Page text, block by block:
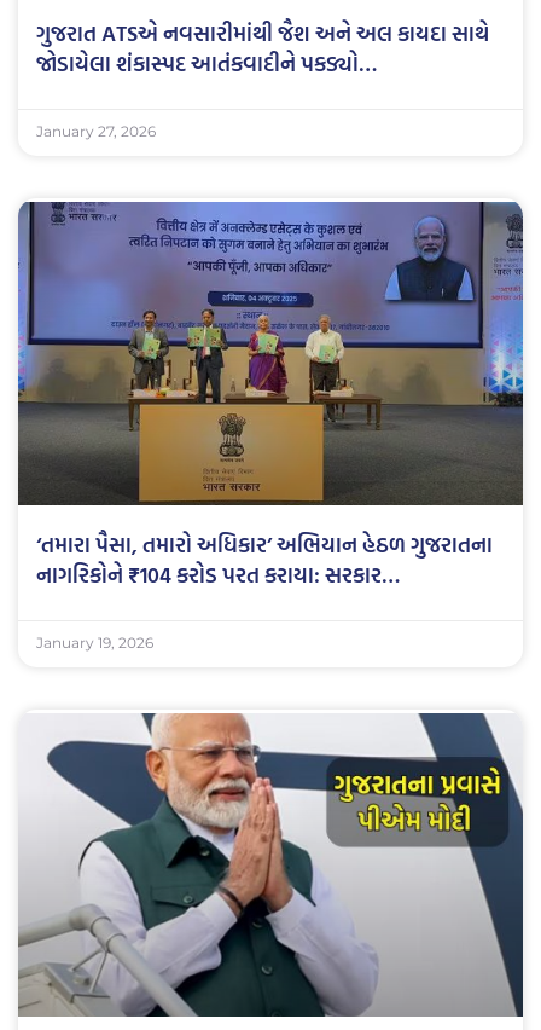
ગુજરાત ATSએ નવસારીમાંથી જૈશ અને અલ કાયદા સાથે
જોડાયેલા શંકાસ્પદ આતંકવાદીને પકડ્યો…
January 27, 2026
‘તમારા પૈસા, તમારો અધિકાર’ અભિયાન હેઠળ ગુજરાતના
નાગરિકોને ₹104 કરોડ પરત કરાયા: સરકાર…
January 19, 2026